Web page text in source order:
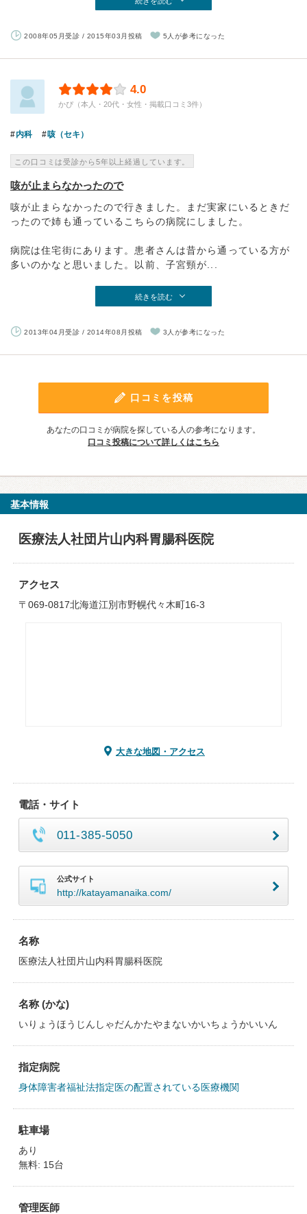
2008年05月受診 / 2015年03月投稿 5人が参考になった
4.0
かぴ（本人・20代・女性・掲載口コミ3件）
内科 咳（セキ）
この口コミは受診から5年以上経過しています。
咳が止まらなかったので
咳が止まらなかったので行きました。まだ実家にいるときだ
ったので姉も通っているこちらの病院にしました。
病院は住宅街にあります。患者さんは昔から通っている方が
多いのかなと思いました。以前、子宮頸が...
続きを読む
2013年04月受診 / 2014年08月投稿 3人が参考になった
口コミを投稿
あなたの口コミが病院を探している人の参考になります。
口コミ投稿について詳しくはこちら
基本情報
医療法人社団片山内科胃腸科医院
アクセス
〒069-0817北海道江別市野幌代々木町16-3
大きな地図・アクセス
電話・サイト
011-385-5050
公式サイト
http://katayamanaika.com/
名称
医療法人社団片山内科胃腸科医院
名称 (かな)
いりょうほうじんしゃだんかたやまないかいちょうかいいん
指定病院
身体障害者福祉法指定医の配置されている医療機関
駐車場
あり
無料: 15台
管理医師